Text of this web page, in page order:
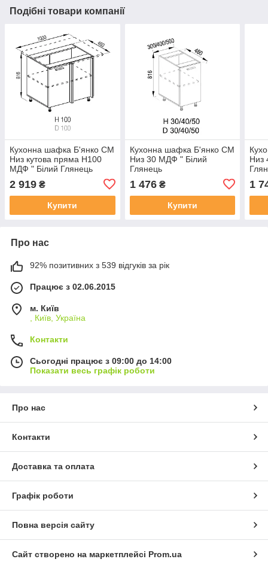
Подібні товари компанії
Кухонна шафка Б'янко СМ
Низ кутова пряма Н100
МДФ " Білий Глянець
2 919 ₴
Купити
Кухонна шафка Б'янко СМ
Низ 30 МДФ " Білий
Глянець
1 476₴
Купити
Низ
1
Про нас
92% позитивних з 539 відгуків за рік
Працює з 02.06.2015
м. Київ
, Київ, Україна
Контакти
Сьогодні працює з 09:00 до 14:00
Показати весь графік роботи
Про нас
Контакти
Доставка та оплата
Графік роботи
Повна версія сайту
Сайт створено на маркетплейсі Prom.ua